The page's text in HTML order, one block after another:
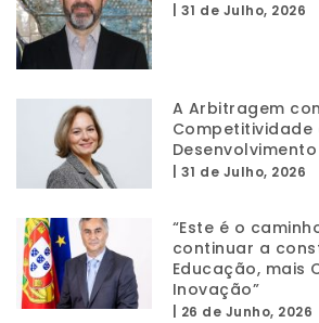
31 de Julho, 2026
A Arbitragem
Competitividade
31 de Julho, 2026
“Este é o
continuar a
Educação, mais
Inovação”
26 de Junho, 2026